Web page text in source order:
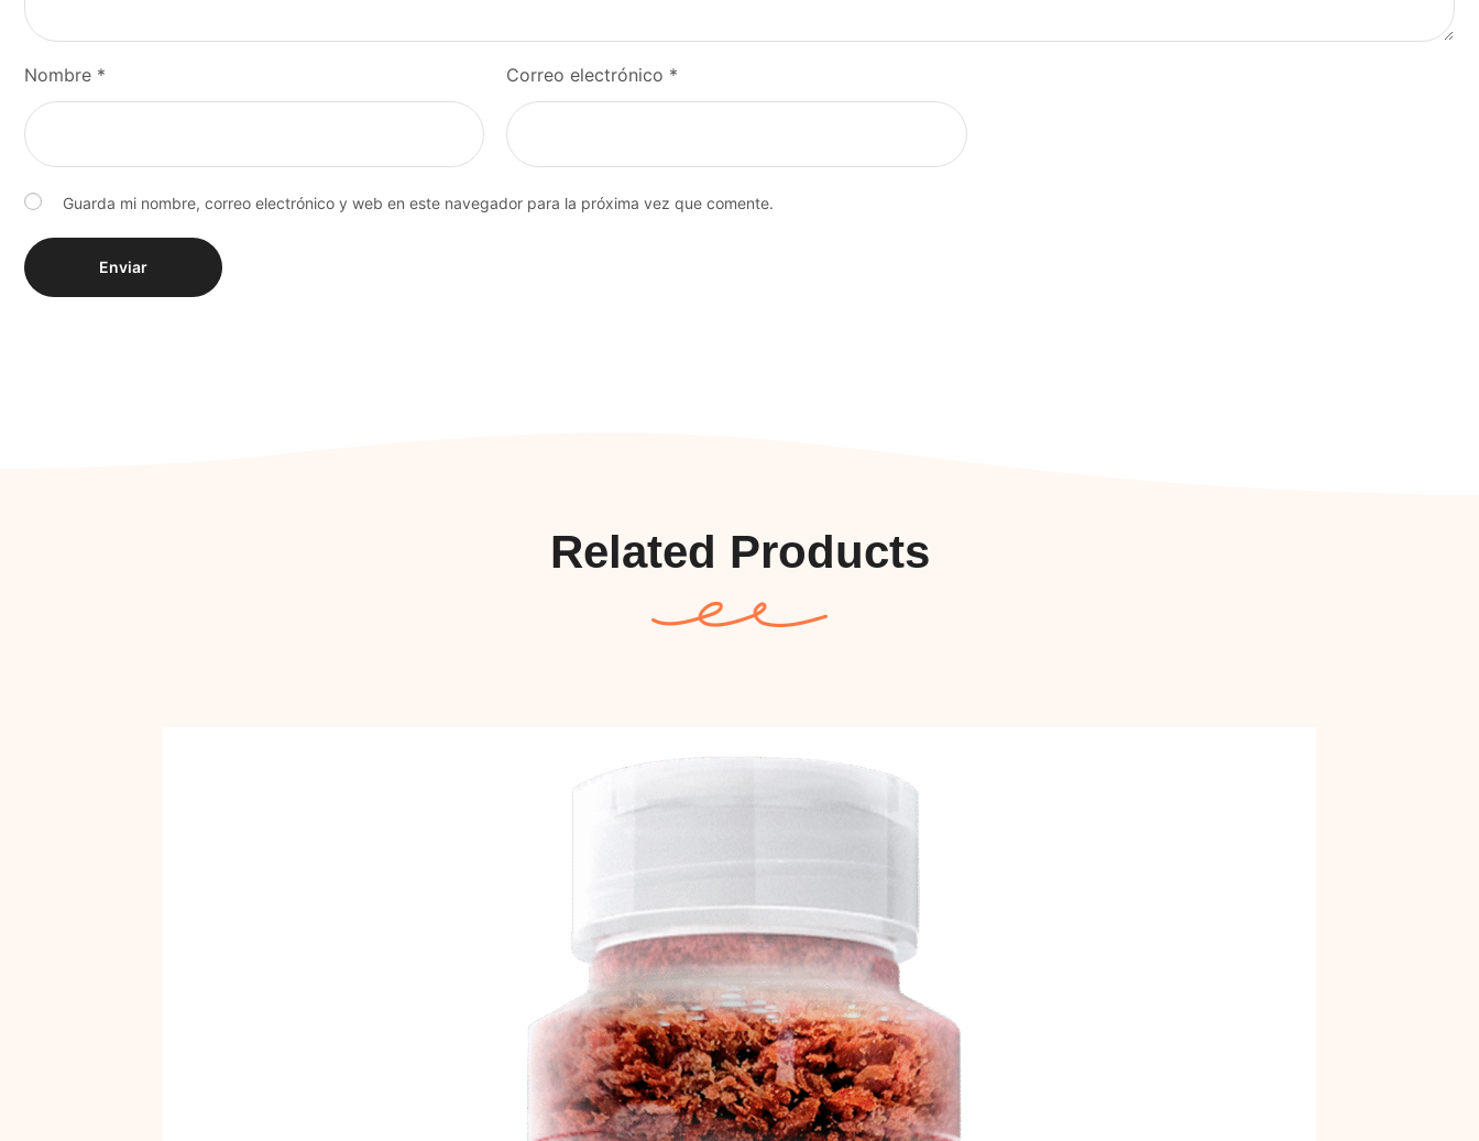
Nombre * Correo electrónico *
Guarda mi nombre, correo electrónico y web en este navegador para la próxima vez que comente.
Related Products